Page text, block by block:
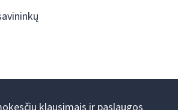
klausimais ir paslaugos